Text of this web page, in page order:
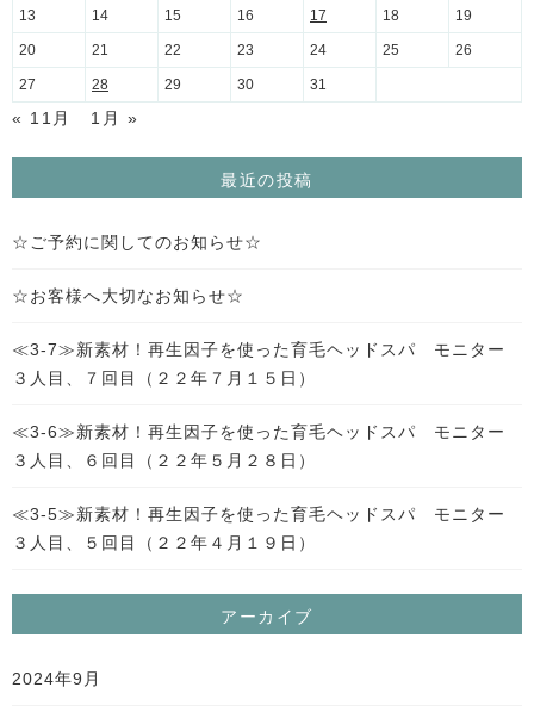
13 14 15 16 17 18 19
20 21 22 23 24 25 26
27 28 29 30 31
« 11月 1月 »
最近の投稿
☆ご予約に関してのお知らせ☆
☆お客様へ大切なお知らせ☆
≪3-7≫新素材！再生因子を使った育毛ヘッドスパ モニター
３人目、７回目（２２年７月１５日）
≪3-6≫新素材！再生因子を使った育毛ヘッドスパ モニター
３人目、６回目（２２年５月２８日）
≪3-5≫新素材！再生因子を使った育毛ヘッドスパ モニター
３人目、５回目（２２年４月１９日）
アーカイブ
2024年9月